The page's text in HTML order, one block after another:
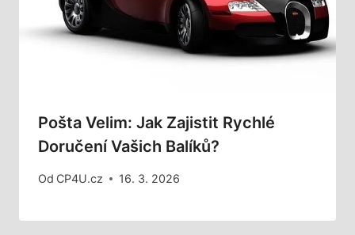
Pošta Velim: Jak Zajistit Rychlé
Doručení Vašich Balíků?
Od CP4U.cz 16. 3. 2026